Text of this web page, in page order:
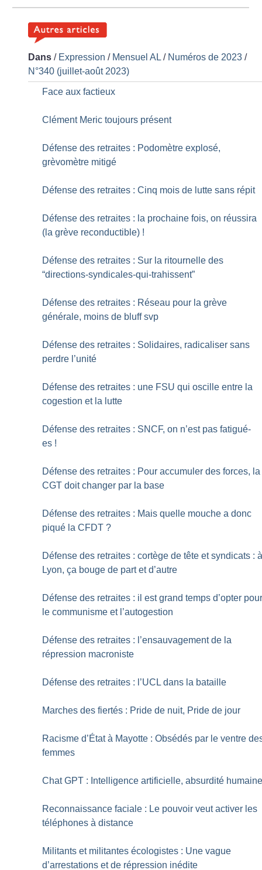
Dans / Expression / Mensuel AL/ Numéros de 2023 /
N°340 (juillet-août 2023)
Face aux factieux
Clément Meric toujours présent
Défense des retraites : Podomètre explosé,
grèvomètre mitigé
Défense des retraites : Cinq mois de lutte sans répit
Défense des retraites : la prochaine fois, on réussira
(la grève reconductible) !
Défense des retraites : Sur la ritournelle des
“directions-syndicales-qui-trahissent”
Défense des retraites : Réseau pour la grève
générale, moins de bluff svp
Défense des retraites : Solidaires, radicaliser sans
perdre l’unité
Défense des retraites : une FSU qui oscille entre la
cogestion et la lutte
Défense des retraites : SNCF, on n’est pas fatigué-
es !
Défense des retraites : Pour accumuler des forces, la
CGT doit changer par la base
Défense des retraites : Mais quelle mouche a donc
piqué la CFDT ?
Défense des retraites : cortège de tête et syndicats :
Lyon, ça bouge de part et d’autre
Défense des retraites : il est grand temps d’opter
le communisme et l’autogestion
Défense des retraites : l’ensauvagement de la
répression macroniste
Défense des retraites : l’UCL dans la bataille
Marches des fiertés : Pride de nuit, Pride de jour
Racisme d’État à Mayotte : Obsédés par le ventre
femmes
Chat GPT : Intelligence artificielle, absurdité
Reconnaissance faciale : Le pouvoir veut activer les
téléphones à distance
Militants et militantes écologistes : Une vague
d’arrestations et de répression inédite